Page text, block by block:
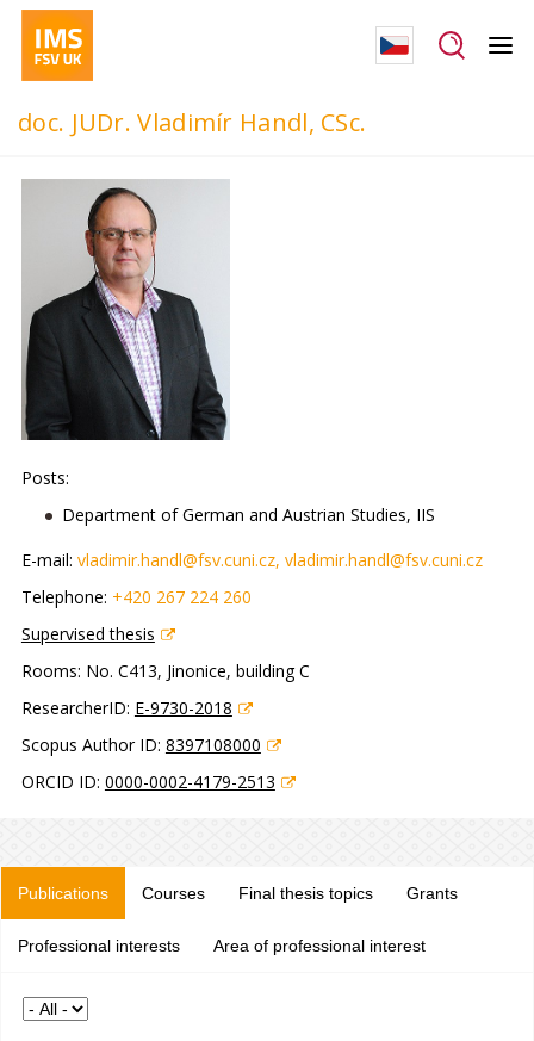
doc. JUDr. Vladimír Handl, CSc.
Posts:
Department of German and Austrian Studies, IIS
E-mail: vladimir.handl@fsv.cuni.cz, vladimir.handl@fsv.cuni.cz
Telephone: +420 267 224 260
Supervised thesis
Rooms: No. C413, Jinonice, building C
ResearcherID: E-9730-2018
Scopus Author ID: 8397108000
ORCID ID: 0000-0002-4179-2513
Publications Courses Final thesis topics Grants
Professional interests Area of professional interest